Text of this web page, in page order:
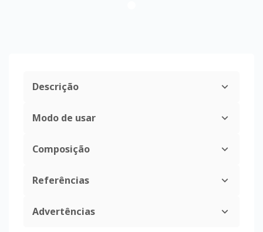
Descrição
Modo de usar
Composição
Referências
Advertências